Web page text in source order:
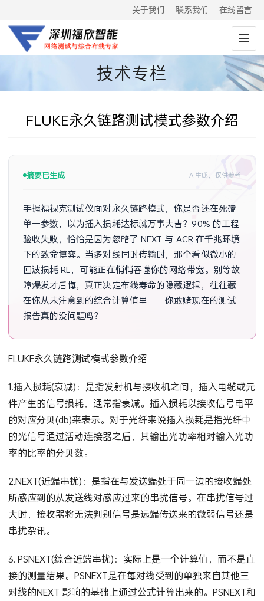
关于我们 联系我们 在线留言
技术专栏
F​L​U​K​E​永​久​链​路​测​试​模式参​数​介绍
摘要已生成 AI生成，仅供参考
手握福禄克测试仪面对永久链路模式，你是否还在死磕
单一参数，以为插入损耗达标就万事大吉？90% 的工程
验收失败，恰恰是因为忽略了 NEXT 与 ACR 在千兆环境
下的致命博弈。当多对线同时传输时，那个看似微小的
回波损耗 RL，可能正在悄悄吞噬你的网络带宽。别等故
障爆发才后悔，真正决定布线寿命的隐藏逻辑，往往藏
在你从未注意到的综合计算值里——你敢赌现在的测试
报告真的没问题吗？
F​L​U​K​E​永​久​链​路​测​试​模式参​数​介绍
1.插入损耗(衰减)：是指发射机与接收机之间，插入电缆或元
件产生的信号损耗，通常指衰减。插入损耗以接收信号电平
的对应分贝(db)来表示。对于光纤来说插入损耗是指光纤中
的光信号通过活动连接器之后，其输出光功率相对输入光功
率的比率的分贝数。
2.NEXT(近端串扰)：是指在与发送端处于同一边的接收端处
所感应到的从发送线对感应过来的串扰信号。在串扰信号过
大时，接收器将无法判别信号是远端传送来的微弱信号还是
串扰杂讯。
3. PSNEXT(综合近端串扰)：实际上是一个计算值，而不是直
接的测量结果。PSNEXT是在每对线受到的单独来自其他三
对线的NEXT 影响的基础上通过公式计算出来的。PSNEXT和